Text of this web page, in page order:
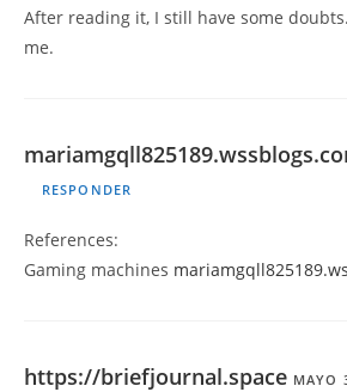
After reading it, I still have some
me.
RESPONDER
References:
Gaming machines
https://briefjournal.space MAYO